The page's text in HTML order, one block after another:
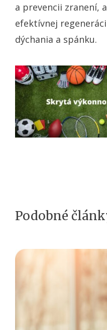
a prevencii zranení,
efektívnej
dýchania a spánku.
Podobné